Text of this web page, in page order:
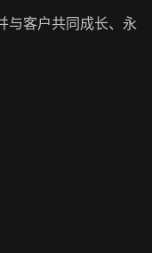
与客户共同成长、永